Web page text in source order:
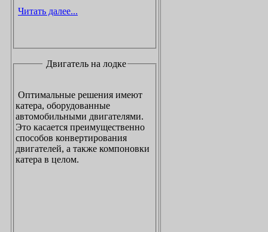
Читать далее...
Двигатель на лодке
Оптимальные решения имеют
катера, оборудованные
автомобильными двигателями.
Это касается преимущественно
способов конвертирования
двигателей, а также компоновки
катера в целом.